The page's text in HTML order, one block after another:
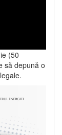
(50
să depună o